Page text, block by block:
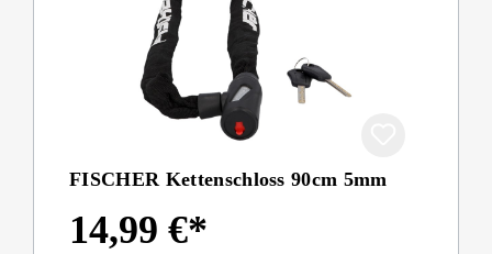
FISCHER Kettenschloss 90cm 5mm
14,99 €*